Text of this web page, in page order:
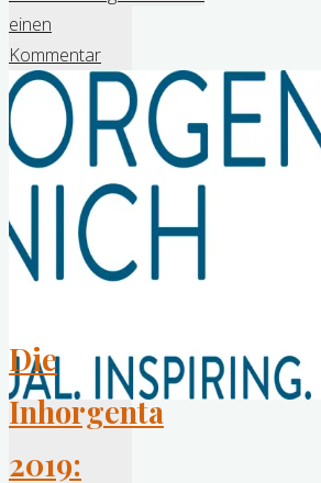
einen
Kommentar
Die
Inhorgenta
2019: